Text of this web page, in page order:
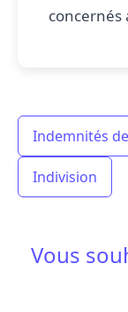
concernés
Indemnités
Indivision
Vous